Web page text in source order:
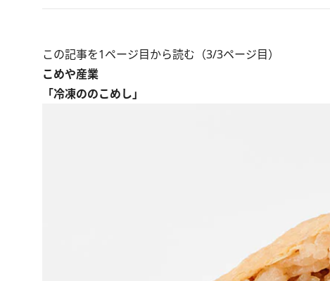
この記事を1ページ目から読む（3/3ページ目）
こめや産業
「冷凍ののこめし」